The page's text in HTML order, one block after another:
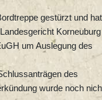
gestürzt und
Korneuburg
um Auslegung des
des
wurde noch